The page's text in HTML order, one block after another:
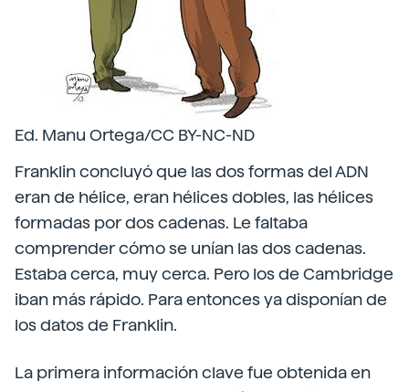
Ed. Manu Ortega/CC BY-NC-ND
Franklin concluyó que las dos formas del ADN
eran de hélice, eran hélices dobles, las hélices
formadas por dos cadenas. Le faltaba
comprender cómo se unían las dos cadenas.
Estaba cerca, muy cerca. Pero los de Cambridge
iban más rápido. Para entonces ya disponían de
los datos de Franklin.
La primera información clave fue obtenida en